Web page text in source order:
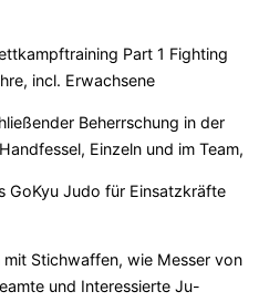
Part 1 Fighting
incl. Erwachsene
Beherrschung in der
Einzeln und im Team,
GoKyu Judo für Einsatzkräfte
Stichwaffen, wie Messer von
und Interessierte Ju-